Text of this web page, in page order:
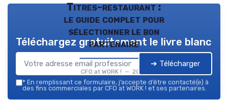
Titres-restaurant :
le guide complet pour
sélectionner le bon
partenaire
CFO at WORK ! — 2026
Téléchargez gratuitement le livre blanc
➔ Télécharger
* En remplissant ce formulaire, j’accepte d’être contacté(e) à
des fins commerciales par CFO at WORK ! et ses partenaires.